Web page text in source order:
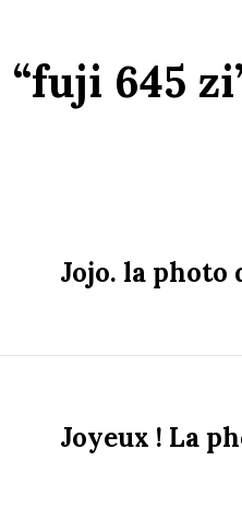
“fuji 645
Jojo. la
Joyeux ! La